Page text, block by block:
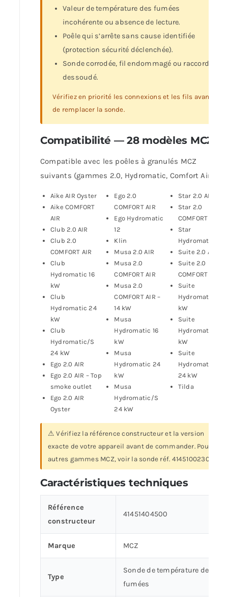
Valeur de température des fumées
incohérente ou absence de lecture.
Poêle qui s’arrête sans cause identifiée
(protection sécurité déclenchée).
Sonde corrodée, fil endommagé ou raccord
dessoudé.
Vérifiez en priorité les connexions et les fils avant
de remplacer la sonde.
Compatibilité — 28 modèles MCZ
Compatible avec les poêles à granulés MCZ
suivants (gammes 2.0, Hydromatic, Comfort Air) :
Aike AIR Oyster
Aike COMFORT
AIR
Club 2.0 AIR
Club 2.0
COMFORT AIR
Club
Hydromatic 16
kW
Club
Hydromatic 24
kW
Club
Hydromatic/S
24 kW
Ego 2.0 AIR
Ego 2.0 AIR – Top
smoke outlet
Ego 2.0 AIR
Oyster
Ego 2.0
COMFORT AIR
Ego Hydromatic
12
Klin
Musa 2.0 AIR
Musa 2.0
COMFORT AIR
Musa 2.0
COMFORT AIR –
14 kW
Musa
Hydromatic 16
kW
Musa
Hydromatic 24
kW
Musa
Hydromatic/S
24 kW
Star 2.0 AIR
Star 2.0
COMFORT AIR
Star
Hydromatic 12
Suite 2.0 AIR
Suite 2.0
COMFORT AIR
Suite
Hydromatic 16
kW
Suite
Hydromatic 24
kW
Suite
Hydromatic/S
24 kW
Tilda
⚠ Vérifiez la référence constructeur et la version
exacte de votre appareil avant de commander. Pour les
autres gammes MCZ, voir la sonde réf. 41451002300.
Caractéristiques techniques
Référence
constructeur
41451404500
Marque MCZ
Type
Sonde de température des
fumées